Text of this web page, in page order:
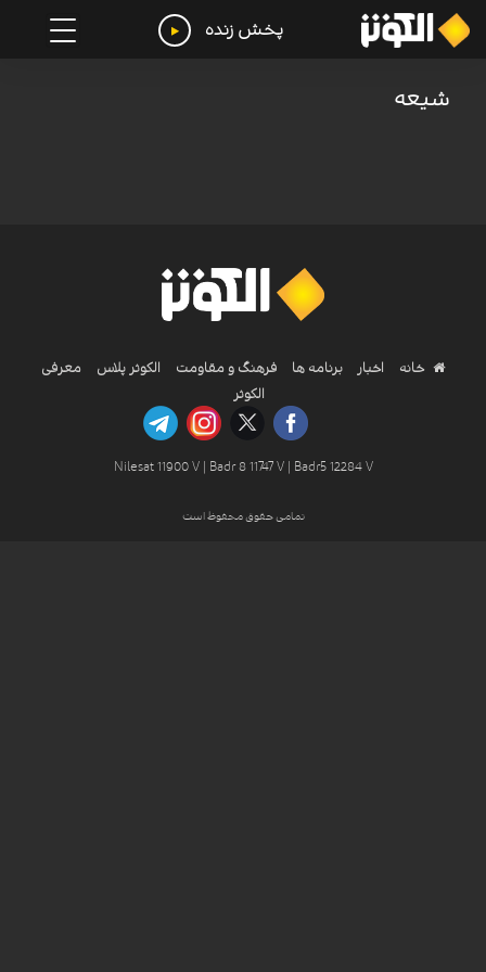
پخش زنده
شیعه
خانه اخبار برنامه ها فرهنگ و مقاومت الکوثر پلاس
معرفی
الکوثر
Nilesat 11900 V | Badr 8 11747 V | Badr5 12284 V
تمامی حقوق محفوظ است